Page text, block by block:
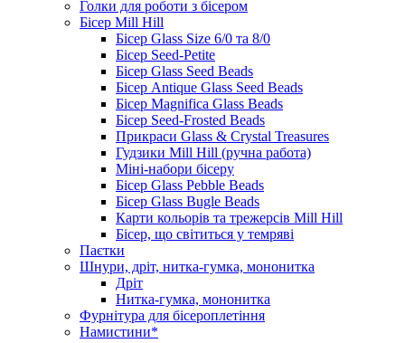
Голки для роботи з бісером
Бісер Mill Hill
Бісер Glass Size 6/0 та 8/0
Бісер Seed-Petite
Бісер Glass Seed Beads
Бісер Antique Glass Seed Beads
Бісер Magnifica Glass Beads
Бісер Seed-Frosted Beads
Прикраси Glass & Crystal Treasures
Гудзики Mill Hill (ручна работа)
Міні-набори бісеру
Бісер Glass Pebble Beads
Бісер Glass Bugle Beads
Карти кольорів та трежерсів Mill Hill
Бісер, що світиться у темряві
Паєтки
Шнури, дріт, нитка-гумка, мононитка
Дріт
Нитка-гумка, мононитка
Фурнітура для бісероплетіння
Намистини*